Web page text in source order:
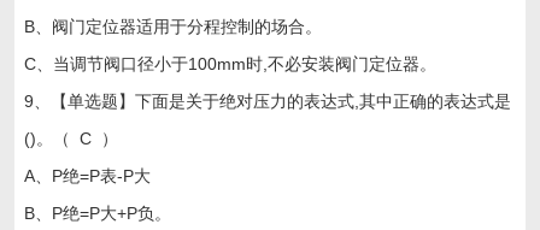
B、阀门定位器适用于分程控制的场合。
C、当调节阀口径小于100mm时,不必安装阀门定位器。
9、【单选题】下面是关于绝对压力的表达式,其中正确的表达式是
()。（ C ）
A、P绝=P表-P大
B、P绝=P大+P负。